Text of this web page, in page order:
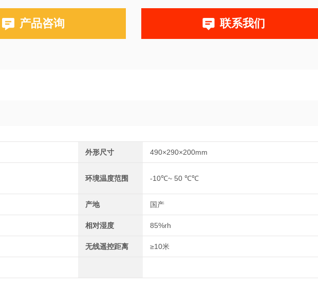
产品咨询 联系我们
外形尺寸 490×290×200mm
环境温度范围 -10℃~ 50 ℃℃
产地 国产
相对湿度 85%rh
无线遥控距离 ≥10米